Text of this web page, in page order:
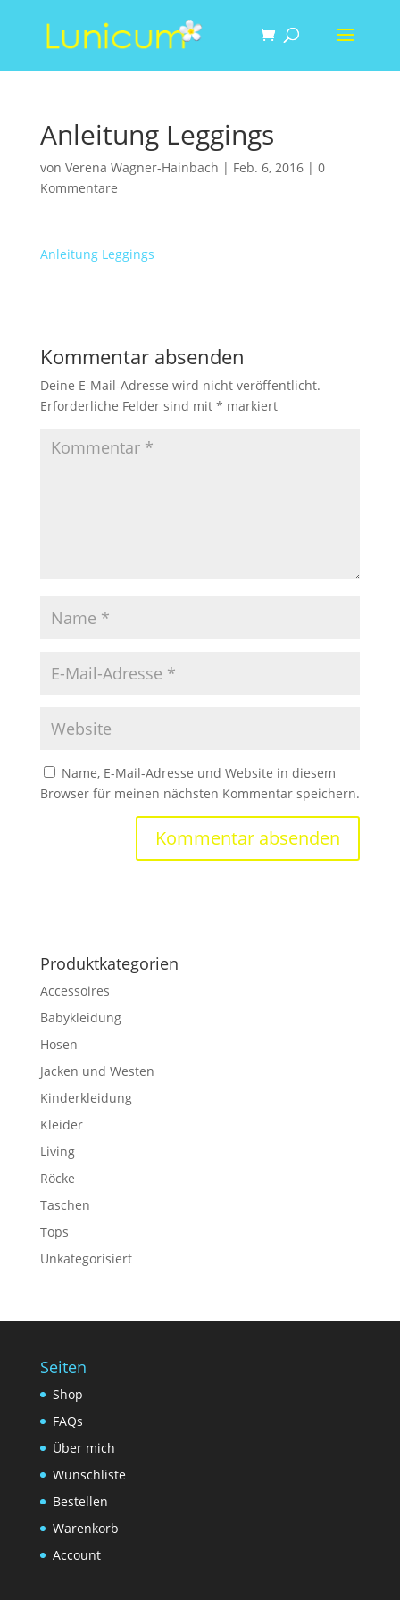
Anleitung Leggings
von Verena Wagner-Hainbach | Feb. 6, 2016| 0
Kommentare
Anleitung Leggings
Kommentar absenden
Deine E-Mail-Adresse wird nicht veröffentlicht.
Erforderliche Felder sind mit * markiert
Name, E-Mail-Adresse und Website in diesem
Browser für meinen nächsten Kommentar speichern.
Produktkategorien
Accessoires
Babykleidung
Hosen
Jacken und Westen
Kinderkleidung
Kleider
Living
Röcke
Taschen
Tops
Unkategorisiert
Seiten
Shop
FAQs
Über mich
Wunschliste
Bestellen
Warenkorb
Account